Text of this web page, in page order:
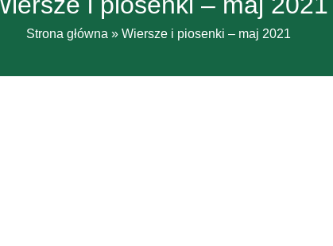
Strona główna » Wiersze i piosenki – maj 2021